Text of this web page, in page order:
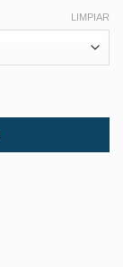
LIMPIAR